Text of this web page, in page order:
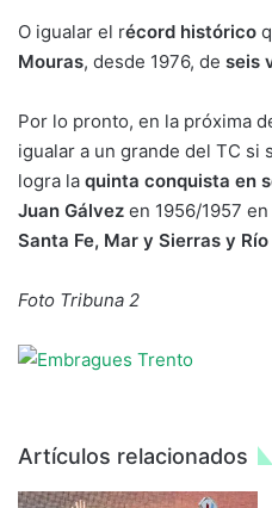
O igualar el récord histórico
Mouras, desde 1976, de seis
Por lo pronto, en la próxima
igualar a un grande del TC si
logra la quinta conquista en
Juan Gálvez en 1956/1957 en
Santa Fe, Mar y Sierras y
Foto Tribuna 2
Artículos relacionados